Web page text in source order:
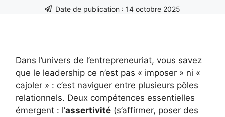
Date de publication : 14 octobre 2025
Dans l’univers de l’entrepreneuriat, vous savez
que le leadership ce n’est pas « imposer » ni «
cajoler » : c’est naviguer entre plusieurs pôles
relationnels. Deux compétences essentielles
émergent : l’assertivité (s’affirmer, poser des